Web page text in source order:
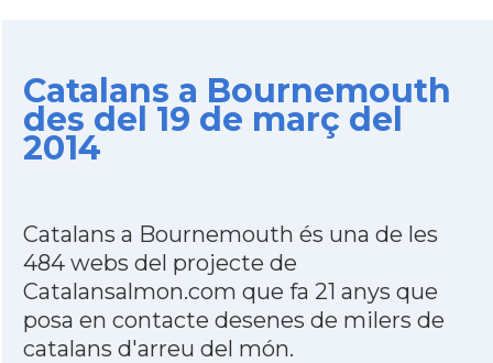
Catalans a Bournemouth
des del 19 de març del
2014
Catalans a Bournemouth és una de les
484 webs del projecte de
Catalansalmon.com que fa 21 anys que
posa en contacte desenes de milers de
catalans d'arreu del món.